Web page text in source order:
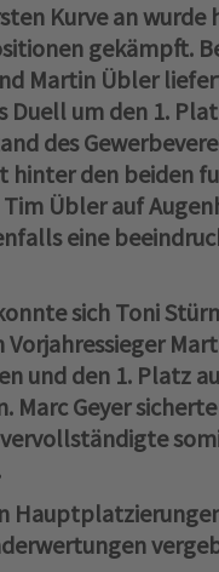
Kurve an wurde
gekämpft.
Martin Übler
Duell um den 1.
des
hinter den beiden
Tim Übler auf
eine
sich Toni
Vorjahressieger
und den 1. Platz
Marc Geyer